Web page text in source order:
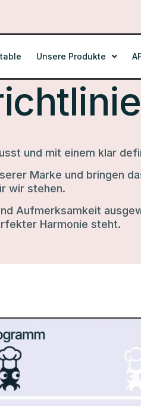
Unsere Produkte
und mit einem klar
Marke und bringen
wir stehen.
Aufmerksamkeit
Harmonie steht.